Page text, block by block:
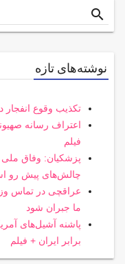
Search
for
search
نوشته‌های تازه
تکذیب وقوع
اعتراف رسانه
فیلم
پزشکیان: وفاق ملی
چالش‌های پیش رو
عراقچی در تماس
ما جبران شود
پاشنه آشیل‌های
برابر ایران + فیلم